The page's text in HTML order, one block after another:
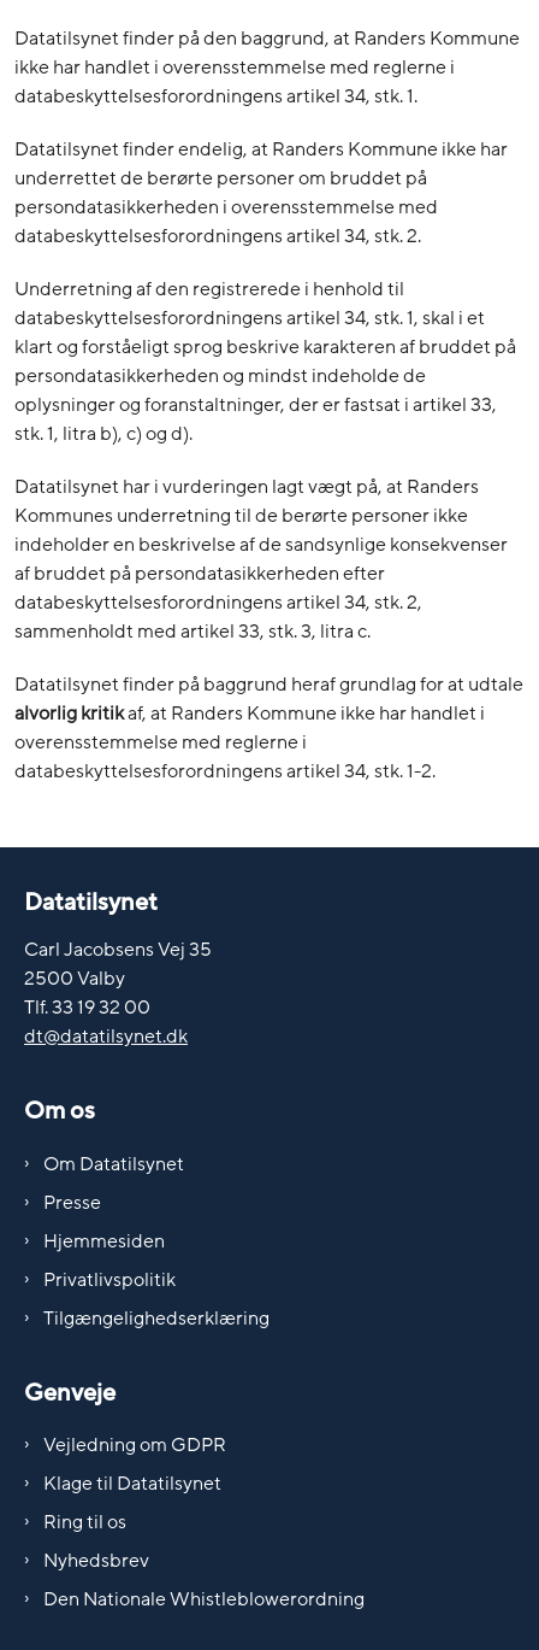
Datatilsynet finder på den baggrund, at Randers Kommune
ikke har handlet i overensstemmelse med reglerne i
databeskyttelsesforordningens artikel 34, stk. 1.
Datatilsynet finder endelig, at Randers Kommune ikke har
underrettet de berørte personer om bruddet på
persondatasikkerheden i overensstemmelse med
databeskyttelsesforordningens artikel 34, stk. 2.
Underretning af den registrerede i henhold til
databeskyttelsesforordningens artikel 34, stk. 1, skal i et
klart og forståeligt sprog beskrive karakteren af bruddet på
persondatasikkerheden og mindst indeholde de
oplysninger og foranstaltninger, der er fastsat i artikel 33,
stk. 1, litra b), c) og d).
Datatilsynet har i vurderingen lagt vægt på, at Randers
Kommunes underretning til de berørte personer ikke
indeholder en beskrivelse af de sandsynlige konsekvenser
af bruddet på persondatasikkerheden efter
databeskyttelsesforordningens artikel 34, stk. 2,
sammenholdt med artikel 33, stk. 3, litra c.
Datatilsynet finder på baggrund heraf grundlag for at udtale
alvorlig kritikaf, at Randers Kommune ikke har handlet i
overensstemmelse med reglerne i
databeskyttelsesforordningens artikel 34, stk. 1-2.
Datatilsynet
Carl Jacobsens Vej 35
2500 Valby
Tlf. 33 19 32 00
dt@datatilsynet.dk
Om os
Om Datatilsynet
Presse
Hjemmesiden
Privatlivspolitik
Tilgængelighedserklæring
Genveje
Vejledning om GDPR
Klage til Datatilsynet
Ring til os
Nyhedsbrev
Den Nationale Whistleblowerordning